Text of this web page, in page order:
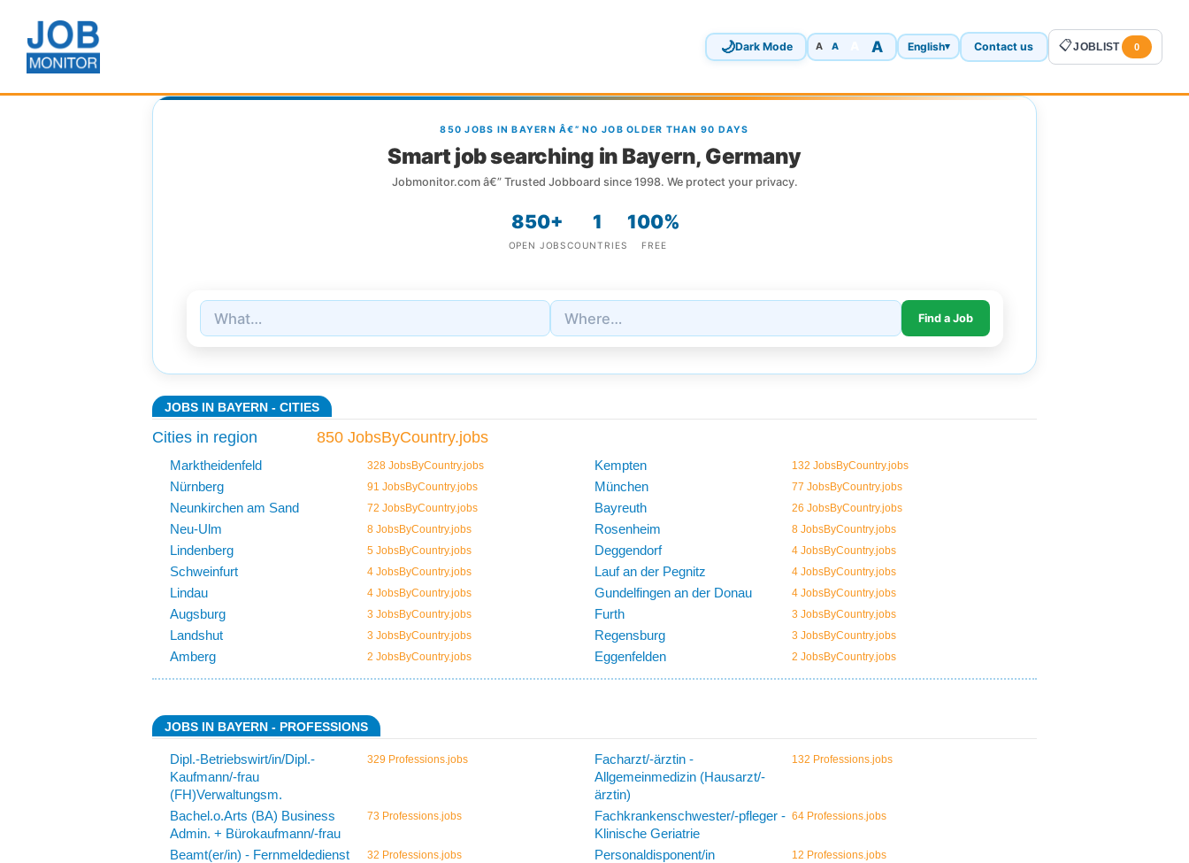
🌙Dark Mode A A A English▾ Contact us 📋JOBLIST 0
850 JOBS IN BAYERN Â€” NO JOB OLDER THAN 90 DAYS
Smart job searching in Bayern, Germany
Jobmonitor.com â€” Trusted Jobboard since 1998. We protect your privacy.
850+
OPEN JOBS
1
COUNTRIES
100%
FREE
JOBS IN BAYERN - CITIES
850 JobsByCountry.jobs
Cities in region
Marktheidenfeld 328 JobsByCountry.jobs Kempten 132 JobsByCountry.jobs
Nürnberg 91 JobsByCountry.jobs München 77 JobsByCountry.jobs
Neunkirchen am Sand 72 JobsByCountry.jobs Bayreuth 26 JobsByCountry.jobs
Neu-Ulm 8 JobsByCountry.jobs Rosenheim 8 JobsByCountry.jobs
Lindenberg 5 JobsByCountry.jobs Deggendorf 4 JobsByCountry.jobs
Schweinfurt 4 JobsByCountry.jobs Lauf an der Pegnitz 4 JobsByCountry.jobs
Lindau 4 JobsByCountry.jobs Gundelfingen an der Donau 4 JobsByCountry.jobs
Augsburg 3 JobsByCountry.jobs Furth 3 JobsByCountry.jobs
Landshut 3 JobsByCountry.jobs Regensburg 3 JobsByCountry.jobs
Amberg 2 JobsByCountry.jobs Eggenfelden 2 JobsByCountry.jobs
JOBS IN BAYERN - PROFESSIONS
Dipl.-Betriebswirt/in/Dipl.-
Kaufmann/-frau
(FH)Verwaltungsm.
329 Professions.jobs
Facharzt/-ärztin -
Allgemeinmedizin (Hausarzt/-
ärztin)
132 Professions.jobs
Bachel.o.Arts (BA) Business
Admin. + Bürokaufmann/-frau
73 Professions.jobs
Fachkrankenschwester/-pfleger -
Klinische Geriatrie
64 Professions.jobs
Beamt(er/in) - Fernmeldedienst
32 Professions.jobs Personaldisponent/in 12 Professions.jobs